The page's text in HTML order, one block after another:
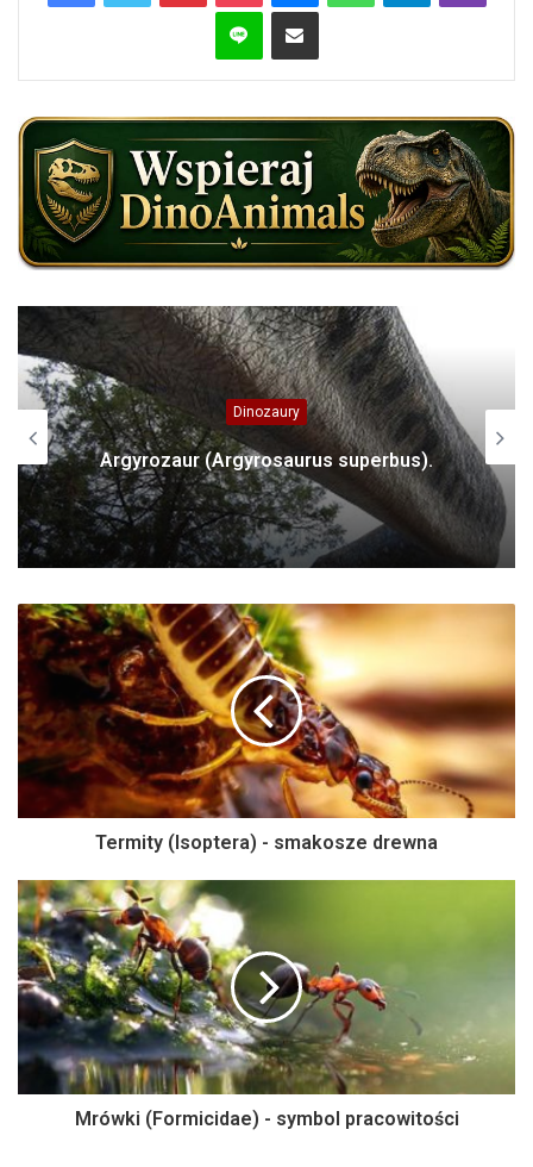
Line Share via Email
Dinozaury
Argyrozaur (Argyrosaurus superbus).
Termity (Isoptera) - smakosze drewna
Mrówki (Formicidae) - symbol pracowitości